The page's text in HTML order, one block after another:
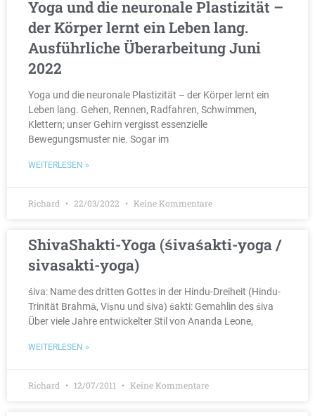
Yoga und die neuronale Plastizität –
der Körper lernt ein Leben lang.
Ausführliche Überarbeitung Juni
2022
Yoga und die neuronale Plastizität – der Körper lernt ein
Leben lang. Gehen, Rennen, Radfahren, Schwimmen,
Klettern; unser Gehirn vergisst essenzielle
Bewegungsmuster nie. Sogar im
WEITERLESEN »
Richard 22/03/2022 Keine Kommentare
ShivaShakti-Yoga (śivaśakti-yoga /
sivasakti-yoga)
śiva: Name des dritten Gottes in der Hindu-Dreiheit (Hindu-
Trinität Brahmā, Viṣnu und śiva) śakti: Gemahlin des śiva
Über viele Jahre entwickelter Stil von Ananda Leone,
WEITERLESEN »
Richard 12/07/2011 Keine Kommentare